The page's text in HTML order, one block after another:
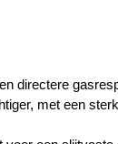
directere
met een